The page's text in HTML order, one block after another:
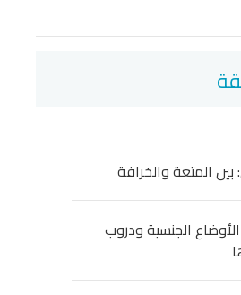
بين المتعة والخرافة
الجنسية ودروب